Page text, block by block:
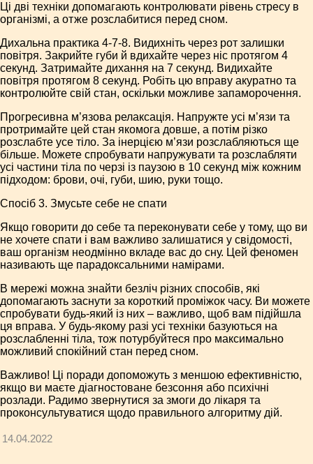
Ці дві техніки допомагають контролювати рівень стресу в
організмі, а отже розслабитися перед сном.
Дихальна практика 4-7-8. Видихніть через рот залишки
повітря. Закрийте губи й вдихайте через ніс протягом 4
секунд. Затримайте дихання на 7 секунд. Видихайте
повітря протягом 8 секунд. Робіть цю вправу акуратно та
контро­люйте свій стан, оскільки можливе запаморочення.
Прогресивна м’язова релаксація. Напружте усі м’язи та
протримайте цей стан якомога довше, а потім різко
розслабте усе тіло. За інерцією м’язи розслабляються ще
більше. Можете спробувати напружувати та розслабляти
усі частини тіла по черзі із паузою в 10 секунд між кожним
підходом: брови, очі, губи, шию, руки тощо.
Спосіб 3. Змусьте себе не спати
Якщо говорити до себе та переконувати себе у тому, що ви
не хочете спати і вам важливо залишатися у свідомості,
ваш організм неодмінно вкладе вас до сну. Цей феномен
називають ще парадоксальними намірами.
В мережі можна знайти безліч різних способів, які
допомагають заснути за короткий проміжок часу. Ви можете
спробувати будь-який із них – важливо, щоб вам підійшла
ця вправа. У будь-якому разі усі техніки базуються на
розслабленні тіла, тож потурбуйтеся про максимально
можливий спокійний стан перед сном.
Важливо! Ці поради допоможуть з меншою ефективністю,
якщо ви маєте діагностоване безсоння або психічні
розлади. Радимо звернутися за змоги до лікаря та
проконсультуватися щодо правильного алгоритму дій.
14.04.2022